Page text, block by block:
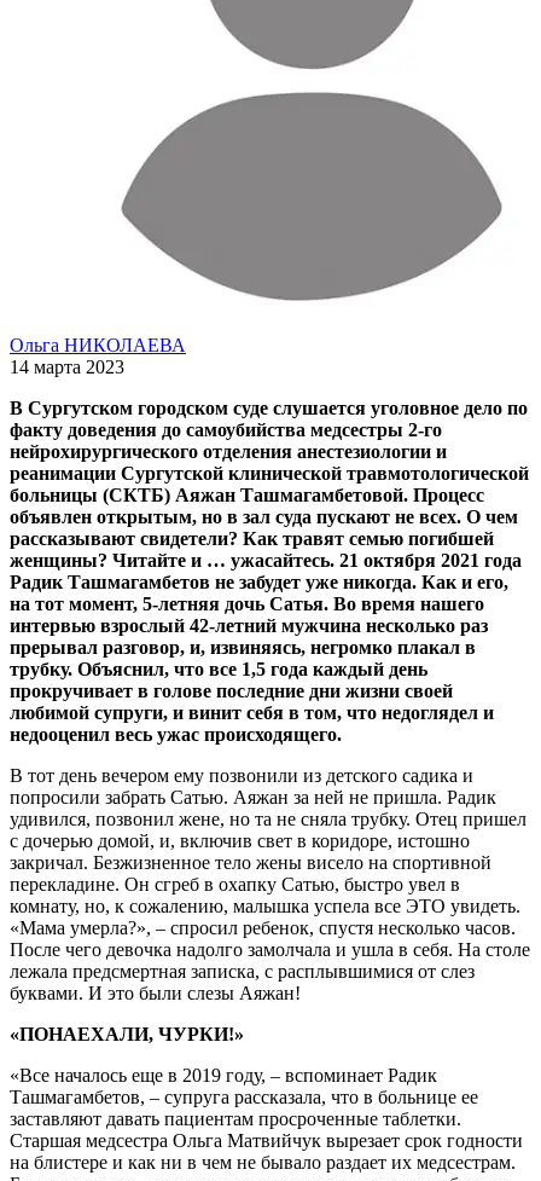
Ольга НИКОЛАЕВА
14 марта 2023
В Сургутском городском суде слушается уголовное дело по
факту доведения до самоубийства медсестры 2-го
нейрохирургического отделения анестезиологии и
реанимации Сургутской клинической травмотологической
больницы (СКТБ) Аяжан Ташмагамбетовой. Процесс
объявлен открытым, но в зал суда пускают не всех. О чем
рассказывают свидетели? Как травят семью погибшей
женщины? Читайте и … ужасайтесь. 21 октября 2021 года
Радик Ташмагамбетов не забудет уже никогда. Как и его,
на тот момент, 5-летняя дочь Сатья. Во время нашего
интервью взрослый 42-летний мужчина несколько раз
прерывал разговор, и, извиняясь, негромко плакал в
трубку. Объяснил, что все 1,5 года каждый день
прокручивает в голове последние дни жизни своей
любимой супруги, и винит себя в том, что недоглядел и
недооценил весь ужас происходящего.
В тот день вечером ему позвонили из детского садика и
попросили забрать Сатью. Аяжан за ней не пришла. Радик
удивился, позвонил жене, но та не сняла трубку. Отец пришел
с дочерью домой, и, включив свет в коридоре, истошно
закричал. Безжизненное тело жены висело на спортивной
перекладине. Он сгреб в охапку Сатью, быстро увел в
комнату, но, к сожалению, малышка успела все ЭТО увидеть.
«Мама умерла?», – спросил ребенок, спустя несколько часов.
После чего девочка надолго замолчала и ушла в себя. На столе
лежала предсмертная записка, с расплывшимися от слез
буквами. И это были слезы Аяжан!
«ПОНАЕХАЛИ, ЧУРКИ!»
«Все началось еще в 2019 году, – вспоминает Радик
Ташмагамбетов, – супруга рассказала, что в больнице ее
заставляют давать пациентам просроченные таблетки.
Старшая медсестра Ольга Матвийчук вырезает срок годности
на блистере и как ни в чем не бывало раздает их медсестрам.